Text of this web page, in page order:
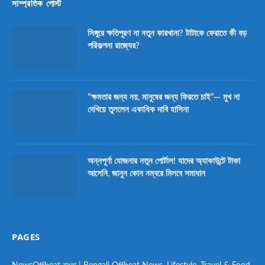
সাম্প্রতিক পোস্ট
সিঙ্গুরে ক্ষতিপূরণ না নতুন কারখানা? টাটাকে ফেরাতে কী বড়
পরিকল্পনা রাজ্যের?
“ক্ষমতার জন্য নয়, মানুষের জন্য ফিরতে চাই”— মুখ না
দেখিয়ে তুললেন একাধিক দাবি হাসিনা
অন্নপূর্ণা যোজনার নতুন পোর্টাল! যাদের অ্যাকাউন্টে টাকা
আসেনি, জানুন কোন নম্বরে মিলবে সমাধান
PAGES